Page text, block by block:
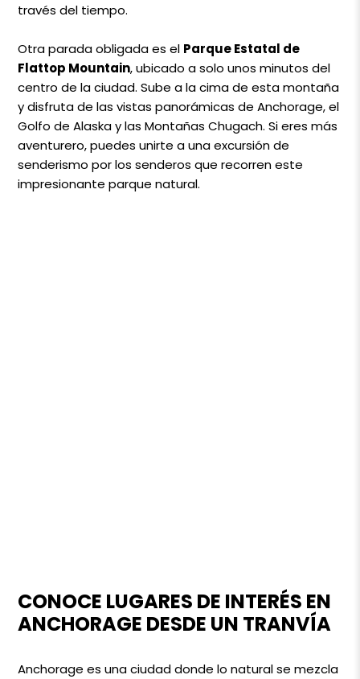
través del tiempo.
Otra parada obligada es el Parque Estatal de
Flattop Mountain, ubicado a solo unos minutos del
centro de la ciudad. Sube a la cima de esta montaña
y disfruta de las vistas panorámicas de Anchorage, el
Golfo de Alaska y las Montañas Chugach. Si eres más
aventurero, puedes unirte a una excursión de
senderismo por los senderos que recorren este
impresionante parque natural.
CONOCE LUGARES DE INTERÉS EN
ANCHORAGE DESDE UN TRANVÍA
Anchorage es una ciudad donde lo natural se mezcla